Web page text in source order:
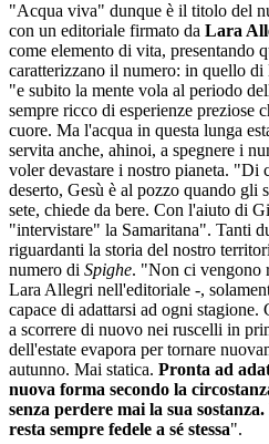
"Acqua viva" dunque è il titolo del
con un editoriale firmato da Lara
come elemento di vita, presentando
caratterizzano il numero: in quello di
"e subito la mente vola al periodo
sempre ricco di esperienze preziose
cuore. Ma l'acqua in questa lunga
servita anche, ahinoi, a spegnere i
voler devastare i nostro pianeta. "Di
deserto, Gesù è al pozzo quando gli
sete, chiede da bere. Con l'aiuto di
"intervistare" la Samaritana". Tanti
riguardanti la storia del nostro
numero di Spighe. "Non ci vengono
Lara Allegri nell'editoriale -,
capace di adattarsi ad ogni
a scorrere di nuovo nei ruscelli in
dell'estate evapora per tornare
autunno. Mai statica. Pronta ad
nuova forma secondo la
senza perdere mai la sua
resta sempre fedele a sé stessa".